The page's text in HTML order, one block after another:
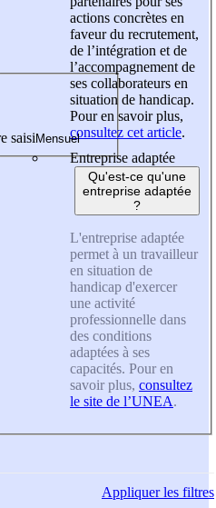
saisi
actions concrètes en
faveur du recrutement,
de l’intégration et de
l’accompagnement de
ses collaborateurs en
situation de handicap.
Pour en savoir plus,
consultez cet article.
Entreprise adaptée
Qu'est-ce qu'une
entreprise adaptée
?
L'entreprise adaptée
permet à un travailleur
en situation de
handicap d'exercer
une activité
professionnelle dans
des conditions
adaptées à ses
capacités. Pour en
savoir plus, consultez
le site de l’UNEA.
Appliquerles filtres